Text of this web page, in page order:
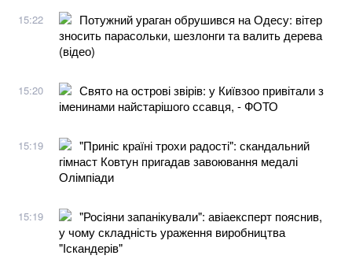
15:22
Потужний ураган обрушився на Одесу: вітер
зносить парасольки, шезлонги та валить дерева
(відео)
15:20
Свято на острові звірів: у Київзоо привітали з
іменинами найстарішого ссавця, - ФОТО
15:19
"Приніс країні трохи радості": скандальний
гімнаст Ковтун пригадав завоювання медалі
Олімпіади
15:19
"Росіяни запанікували": авіаексперт пояснив,
у чому складність ураження виробництва
"Іскандерів"